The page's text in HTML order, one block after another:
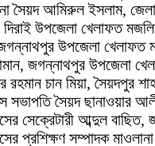
সৈয়দ আমিরুল ইসলাম,
উপজেলা খেলাফত
উপজেলা খেলাফত
জগন্নাথপুর উপজেলা
চান মিয়া, সৈয়দপুর
সভাপতি সৈয়দ ছানাওয়ার
সেক্রেটারী আব্দুল
প্রশিক্ষণ সম্পাদক